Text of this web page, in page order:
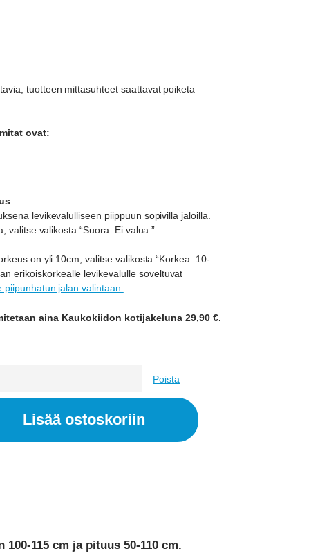
tuotteen mittasuhteet saattavat poiketa
ovat:
levikevalulliseen piippuun sopivilla jaloilla.
valitse valikosta “Suora: Ei valua.”
on yli 10cm, valitse valikosta “Korkea: 10-
erikoiskorkealle levikevalulle soveltuvat
piipunhatun jalan valintaan.
aina Kaukokiidon kotijakeluna 29,90 €.
Poista
Lisää ostoskoriin
115 cm ja pituus 50-110 cm.